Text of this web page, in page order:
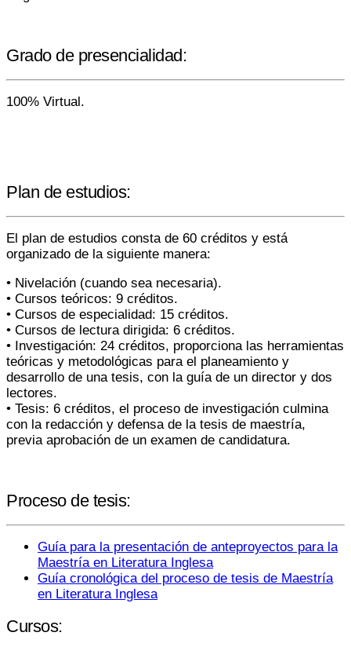
Grado de presencialidad:
100% Virtual.
Plan de estudios:
El plan de estudios consta de 60 créditos y está
organizado de la siguiente manera:
• Nivelación (cuando sea necesaria).
• Cursos teóricos: 9 créditos.
• Cursos de especialidad: 15 créditos.
• Cursos de lectura dirigida: 6 créditos.
• Investigación: 24 créditos, proporciona las herramientas
teóricas y metodológicas para el planeamiento y
desarrollo de una tesis, con la guía de un director y dos
lectores.
• Tesis: 6 créditos, el proceso de investigación culmina
con la redacción y defensa de la tesis de maestría,
previa aprobación de un examen de candidatura.
Proceso de tesis:
Guía para la presentación de anteproyectos para la
Maestría en Literatura Inglesa
Guía cronológica del proceso de tesis de Maestría
en Literatura Inglesa
Cursos: